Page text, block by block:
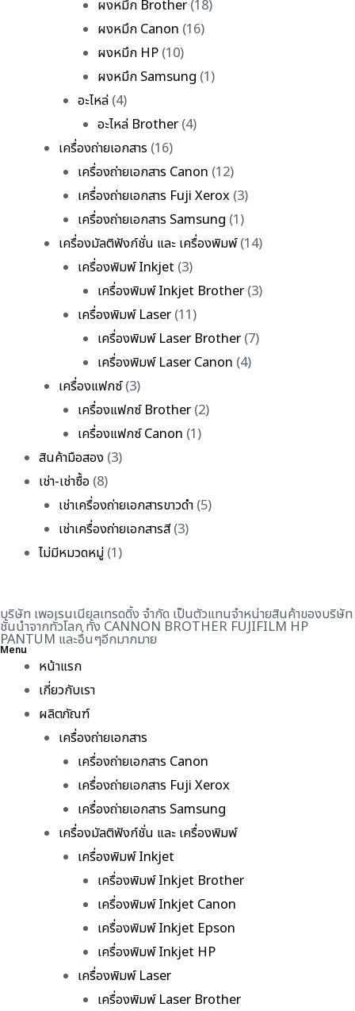
ผงหมึก Brother(18)
ผงหมึก Canon (16)
ผงหมึก HP (10)
ผงหมึก Samsung (1)
อะไหล่ (4)
อะไหล่ Brother(4)
เครื่องถ่ายเอกสาร (16)
เครื่องถ่ายเอกสาร Canon (12)
เครื่องถ่ายเอกสาร Fuji Xerox (3)
เครื่องถ่ายเอกสาร Samsung (1)
เครื่องมัลติฟังก์ชั่น และ เครื่องพิมพ์(14)
เครื่องพิมพ์ Inkjet (3)
เครื่องพิมพ์ Inkjet Brother(3)
เครื่องพิมพ์ Laser(11)
เครื่องพิมพ์ Laser Brother(7)
เครื่องพิมพ์ Laser Canon (4)
เครื่องแฟกซ์(3)
เครื่องแฟกซ์ Brother(2)
เครื่องแฟกซ์ Canon (1)
สินค้ามือสอง (3)
เช่า-เช่าซื้อ (8)
เช่าเครื่องถ่ายเอกสารขาวดำ(5)
เช่าเครื่องถ่ายเอกสารสี(3)
ไม่มีหมวดหมู่ (1)
บริษัท เพอเรนเนียลเทรดดิ้ง จำกัด เป็นตัวแทนจำหน่ายสินค้าของบริษัท
ชั้นนำจากทั่วโลก ทั้ง CANNON BROTHER FUJIFILM HP
PANTUM และอื่นๆอีกมากมาย
Menu
หน้าแรก
เกี่ยวกับเรา
ผลิตภัณฑ์
เครื่องถ่ายเอกสาร
เครื่องถ่ายเอกสาร Canon
เครื่องถ่ายเอกสาร Fuji Xerox
เครื่องถ่ายเอกสาร Samsung
เครื่องมัลติฟังก์ชั่น และ เครื่องพิมพ์
เครื่องพิมพ์ Inkjet
เครื่องพิมพ์ Inkjet Brother
เครื่องพิมพ์ Inkjet Canon
เครื่องพิมพ์ Inkjet Epson
เครื่องพิมพ์ Inkjet HP
เครื่องพิมพ์ Laser
เครื่องพิมพ์ Laser Brother